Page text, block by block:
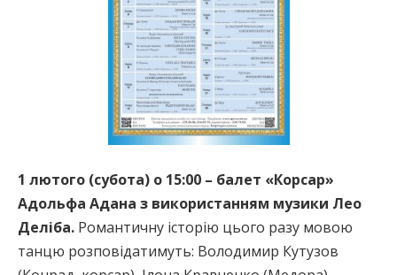
1 лютого (субота) о 15:00 – балет «Корсар»
Адольфа Адана з використанням музики Лео
Деліба. Романтичну історію цього разу мовою
танцю розповідатимуть: Володимир Кутузов